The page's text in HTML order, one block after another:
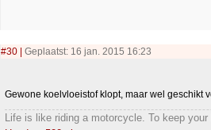
#30 Geplaatst: 16 jan. 2015 16:23
Gewone koelvloeistof klopt, maar wel geschikt
Life is like riding a motorcycle. To keep